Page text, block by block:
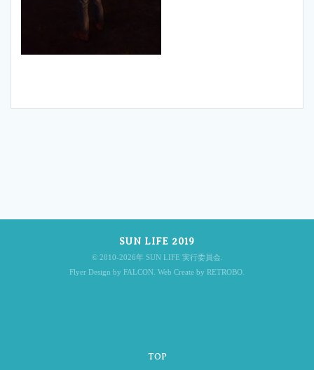
SUN LIFE 2019
© 2010-2026年 SUN LIFE 実行委員会.
Flyer Design by FALCON. Web Create by RETROBO.
TOP